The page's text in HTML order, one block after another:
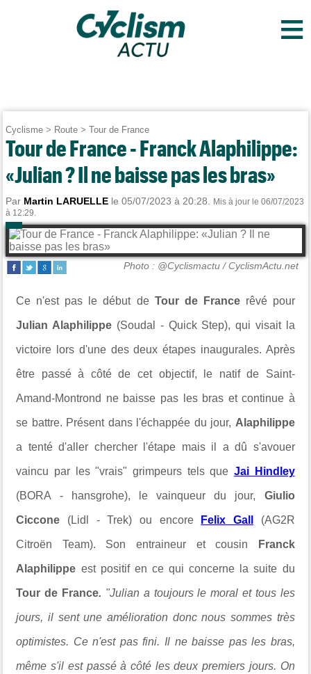
≡
Cyclisme > Route >Tour de France
Tour de France - Franck Alaphilippe:
«Julian ? Il ne baisse pas les bras»
Par Martin LARUELLE le 05/07/2023 à 20:28.
Mis à jour le 06/07/2023
à 12:29.
Photo : @Cyclismactu / CyclismActu.net
Ce n'est pas le début de Tour de Francerêvé pour
Julian Alaphilippe (Soudal - Quick Step), qui visait la
victoire lors d'une des deux étapes inaugurales. Après
être passé à côté de cet objectif, le natif de Saint-
Amand-Montrond ne baisse pas les bras et continue à
se battre. Présent dans l'échappée du jour, Alaphilippe
a tenté d'aller chercher l'étape mais il a dû s'avouer
vaincu par les "vrais" grimpeurs tels que Jai Hindley
(BORA - hansgrohe), le vainqueur du jour, Giulio
Ciccone (Lidl - Trek) ou encore Felix Gall (AG2R
Citroën Team). Son entraineur et cousin Franck
Alaphilippe est positif en ce qui concerne la suite du
Tour de France. "Julian a toujours le moral et tous les
jours, il sent une amélioration donc nous sommes très
optimistes. Ce n'est pas fini. Il ne baisse pas les bras,
même s'il est passé à côté les deux premiers jours. On